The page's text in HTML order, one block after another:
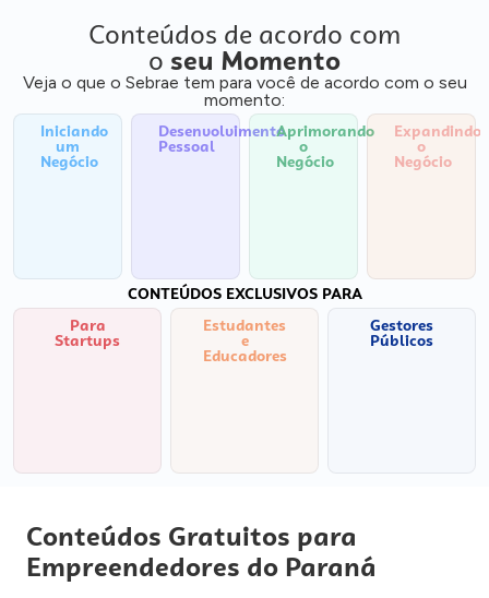
Conteúdos de acordo com
o seu Momento
Veja o que o Sebrae tem para você de acordo com o seu
momento:
Iniciando
um
Negócio
Desenvolvimento
Pessoal
Aprimorando
o
Negócio
Expandindo
o
Negócio
CONTEÚDOS EXCLUSIVOS PARA
Para
Startups
Estudantes
e
Educadores
Gestores
Públicos
Conteúdos Gratuitos para
Empreendedores do Paraná